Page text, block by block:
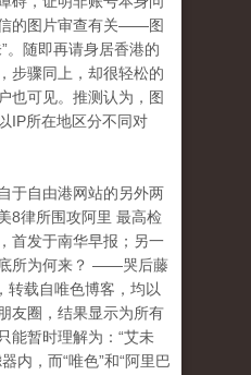
的图片审查有关——图
。随即再请身居香港的
步骤同上，却很轻松的
也可见。推测认为，图
IP所在地区分不同对
于自由港网站的另外两
8律所围攻阿里 最高检
首发于南华早报；另一
所为何来？ ——哭后藤
转载自唯色博客，均以
友圈，结果显示为所有
能暂时理解为：“艾未
内，而“唯色”和“阿里巴